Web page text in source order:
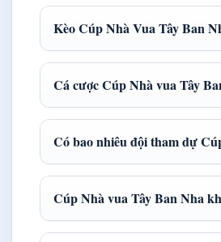
Kèo Cúp Nhà Vua Tây Ban
Cá cược Cúp Nhà vua Tây
Có bao nhiêu đội tham dự
Cúp Nhà vua Tây Ban Nha